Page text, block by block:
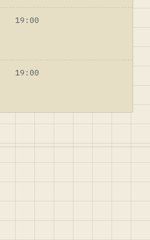
19:00
19:00